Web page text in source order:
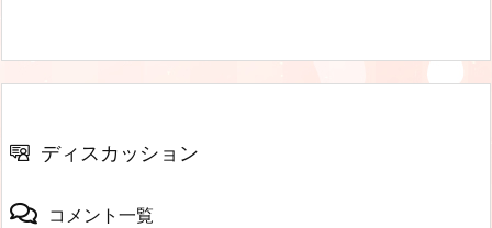
ディスカッション
コメント一覧